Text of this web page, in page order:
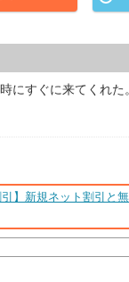
にすぐに来てくれた
】新規ネット割引と